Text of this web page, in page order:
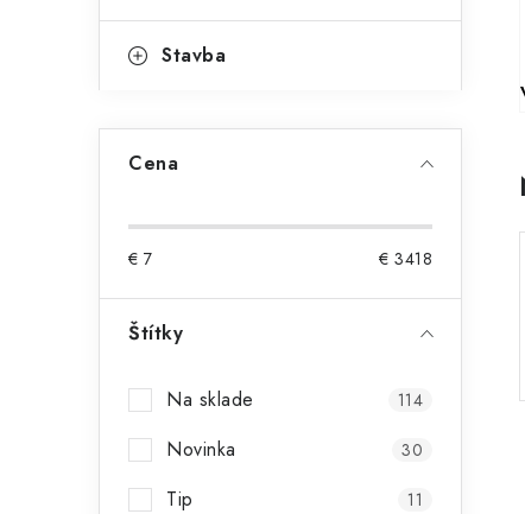
Stavba
Cena
€ 7 € 3418
Štítky
Na sklade 114
Novinka 30
Tip 11